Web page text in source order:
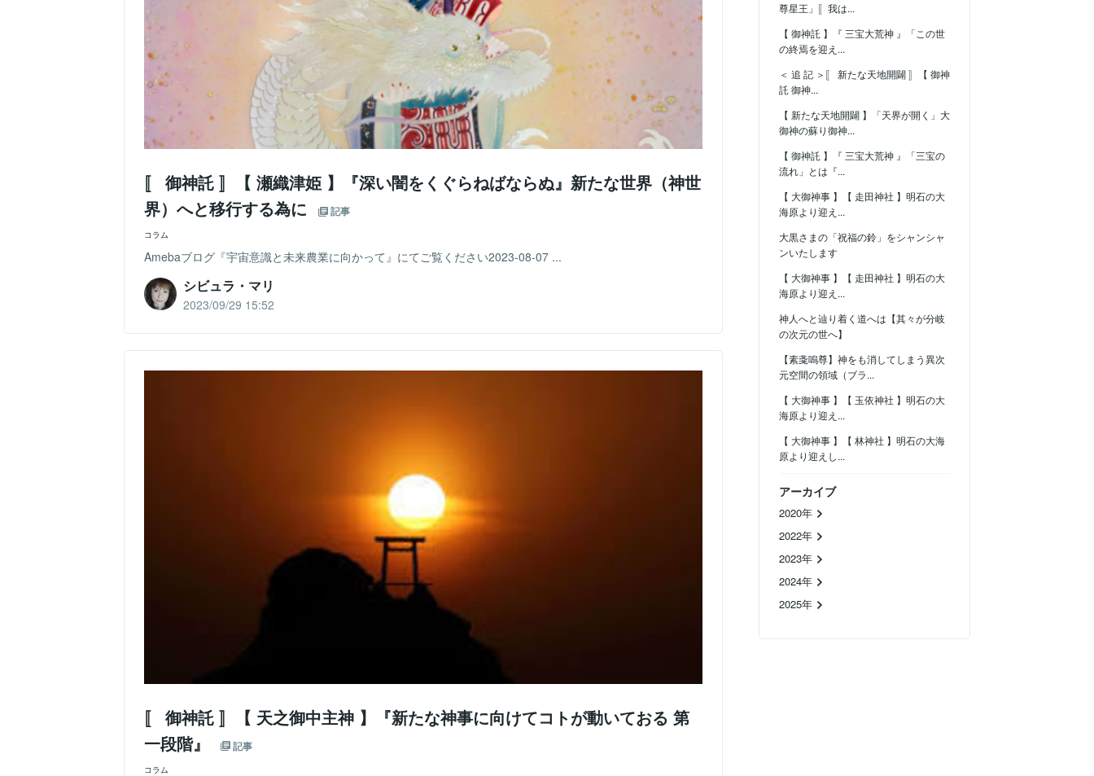
尊星王」〚我は...
【 御神託 】『 三宝大荒神 』「この世
の終焉を迎え...
＜ 追 記 ＞〚 新たな天地開闢 〛【 御神
託 御神...
【 新たな天地開闢 】「天界が開く」大
御神の蘇り御神...
【 御神託 】『 三宝大荒神 』「三宝の
流れ」とは『...
【 大御神事 】【 走田神社 】明石の大
海原より迎え...
大黒さまの「祝福の鈴」をシャンシャ
ンいたします
【 大御神事 】【 走田神社 】明石の大
海原より迎え...
神人へと辿り着く道へは【其々が分岐
の次元の世へ】
【素戔嗚尊】神をも消してしまう異次
元空間の領域（ブラ...
【 大御神事 】【 玉依神社 】明石の大
海原より迎え...
【 大御神事 】【 林神社 】明石の大海
原より迎えし...
アーカイブ
2020年
2022年
2023年
2024年
2025年
〚 御神託 〛【 瀬織津姫 】『深い闇をくぐらねばならぬ』新たな世界（神世
界）へと移行する為に
記事
コラム
Amebaブログ『宇宙意識と未来農業に向かって』にてご覧ください2023-08-07 ...
シビュラ・マリ
2023/09/29 15:52
〚 御神託 〛【 天之御中主神 】『新たな神事に向けてコトが動いておる 第
一段階』
記事
コラム